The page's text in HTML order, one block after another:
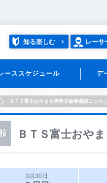
知る楽しむ レーサ
ーススケジュール デ
ＢＴＳ富士おやま９周年Ｂ級春選抜ニッカ
ＢＴＳ富士おや
3月30日